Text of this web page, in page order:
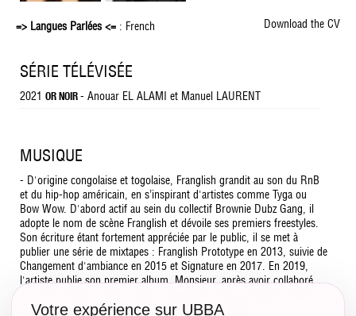
=> Langues Parlées <= : French Download the CV
SÉRIE TÉLÉVISÉE
2021 OR NOIR - Anouar EL ALAMI et Manuel LAURENT
MUSIQUE
- D'origine congolaise et togolaise, Franglish grandit au son du RnB
et du hip-hop américain, en s’inspirant d'artistes comme Tyga ou
Bow Wow. D'abord actif au sein du collectif Brownie Dubz Gang, il
adopte le nom de scène Franglish et dévoile ses premiers freestyles.
Son écriture étant fortement appréciée par le public, il se met à
publier une série de mixtapes : Franglish Prototype en 2013, suivie de
Changement d'ambiance en 2015 et Signature en 2017. En 2019,
l'artiste publie son premier album, Monsieur, après avoir collaboré
Alonzo ou Vitaa. L’album est certifié disque de platine avec plus de
Votre expérience sur UBBA